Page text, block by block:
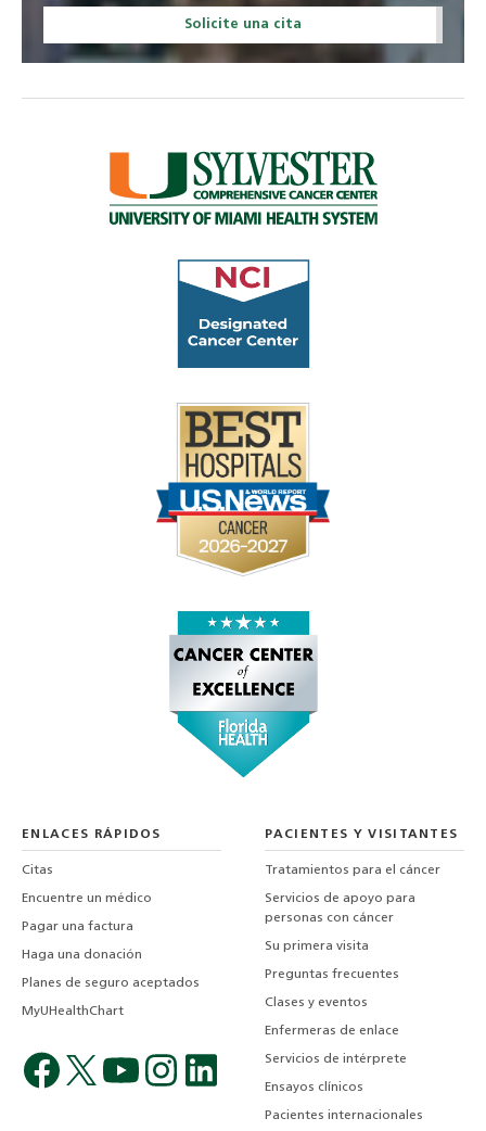
Solicite una cita
ENLACES RÁPIDOS
Citas
Encuentre un médico
Pagar una factura
Haga una donación
Planes de seguro aceptados
MyUHealthChart
PACIENTES Y VISITANTES
Tratamientos para el cáncer
Servicios de apoyo para
personas con cáncer
Su primera visita
Preguntas frecuentes
Clases y eventos
Enfermeras de enlace
Servicios de intérprete
Ensayos clínicos
Pacientes internacionales